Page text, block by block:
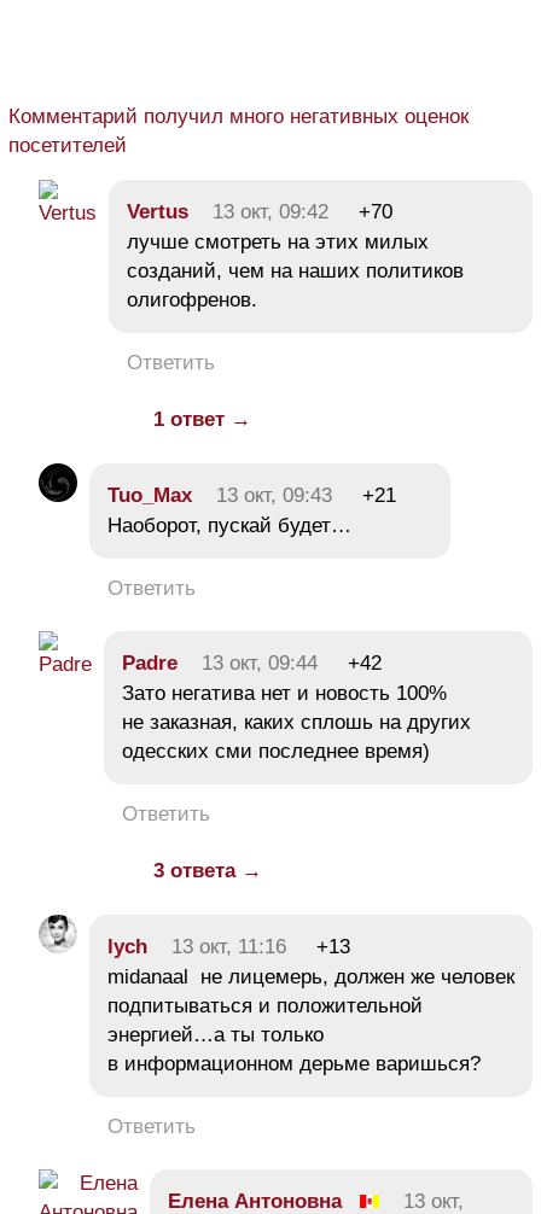
Комментарий получил много негативных оценок
посетителей
Vertus 13 окт, 09:42
+70
лучше смотреть на этих милых
созданий, чем на наших политиков
олигофренов.
Ответить
1 ответ →
Tuo_Max 13 окт, 09:43
+21
Наоборот, пускай будет…
Ответить
Padre 13 окт, 09:44
+42
Зато негатива нет и новость 100%
не заказная, каких сплошь на других
одесских сми последнее время)
Ответить
3 ответа →
lych 13 окт, 11:16
+13
midanaal не лицемерь, должен же человек
подпитываться и положительной
энергией…а ты только
в информационном дерьме варишься?
Ответить
Елена Антоновна
13 окт,